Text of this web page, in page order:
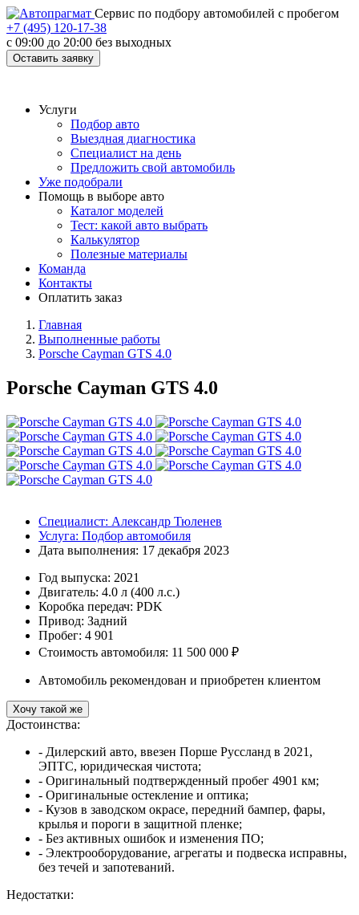
Cервис по подбору автомобилей с пробегом
+7 (495) 120-17-38
с 09:00 до 20:00 без выходных
Оставить заявку
Услуги
Подбор авто
Выездная диагностика
Специалист на день
Предложить свой автомобиль
Уже подобрали
Помощь в выборе авто
Каталог моделей
Тест: какой авто выбрать
Калькулятор
Полезные материалы
Команда
Контакты
Оплатить заказ
Главная
Выполненные работы
Porsche Cayman GTS 4.0
Porsche Cayman GTS 4.0
Специалист: Александр Тюленев
Услуга: Подбор автомобиля
Дата выполнения: 17 декабря 2023
Год выпуска: 2021
Двигатель: 4.0 л (400 л.с.)
Коробка передач: PDK
Привод: Задний
Пробег: 4 901
Стоимость автомобиля: 11 500 000 ₽
Автомобиль рекомендован и приобретен клиентом
Хочу такой же
Достоинства:
- Дилерский авто, ввезен Порше Руссланд в 2021,
ЭПТС, юридическая чистота;
- Оригинальный подтвержденный пробег 4901 км;
- Оригинальные остекление и оптика;
- Кузов в заводском окрасе, передний бампер, фары,
крылья и пороги в защитной пленке;
- Без активных ошибок и изменения ПО;
- Электрооборудование, агрегаты и подвеска исправны,
без течей и запотеваний.
Недостатки: